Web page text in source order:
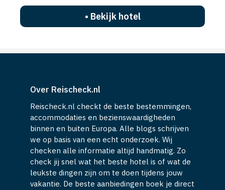
• Bekijk hotel
Over Reischeck.nl
Reischeck.nl checkt de beste bestemmingen,
accommodaties en bezienswaardigheden
binnen en buiten Europa. Alle blogs schrijven
we op basis van een echt onderzoek. Wij
checken alle informatie altijd handmatig. Zo
check jij snel wat het beste hotel is of wat de
leukste dingen zijn om te doen tijdens jouw
vakantie. De beste aanbiedingen boek je direct